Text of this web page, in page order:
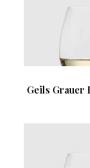
Geils Grauer